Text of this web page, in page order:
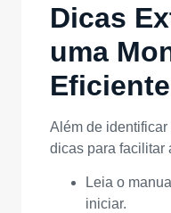
Dicas
uma
Eficiente
Além de
dicas para facilitar
Leia o
iniciar.